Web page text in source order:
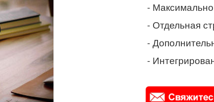
-
- Отдельная
-
-